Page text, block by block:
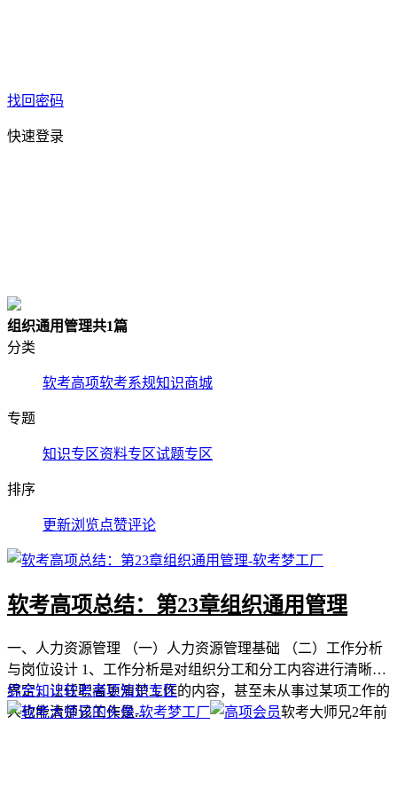
找回密码
快速登录
组织通用管理共1篇
分类
软考高项软考系规知识商城
专题
知识专区资料专区试题专区
排序
更新浏览点赞评论
软考高项总结：第23章组织通用管理
一、人力资源管理 （一）人力资源管理基础 （二）工作分析
与岗位设计 1、工作分析是对组织分工和分工内容进行清晰的
界定，让任职者更清楚工作的内容，甚至未从事过某项工作的
人也能清楚该工作是...
综合知识软考高项知识专区
软考大师兄2年前